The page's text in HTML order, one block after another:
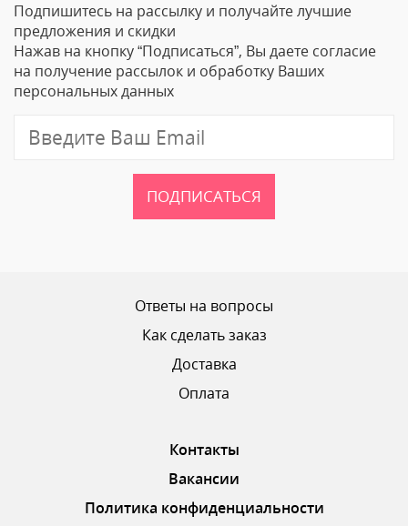
Подпишитесь на рассылку и получайте лучшие
предложения и скидки
Нажав на кнопку “Подписаться”, Вы даете согласие
на получение рассылок и обработку Ваших
персональных данных
ПОДПИСАТЬСЯ
Ответы на вопросы
Как сделать заказ
Доставка
Оплата
Контакты
Вакансии
Политика конфиденциальности